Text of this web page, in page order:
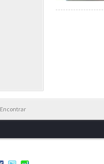
Encontrar